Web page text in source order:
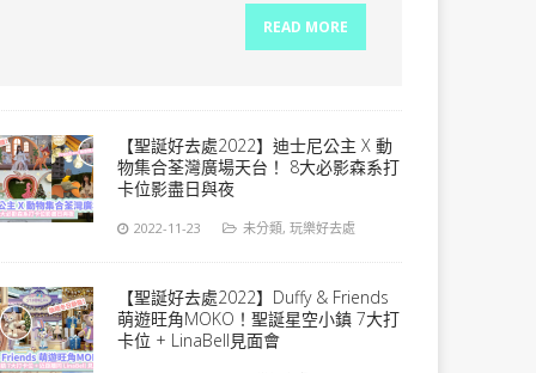
READ MORE
【聖誕好去處2022】迪士尼公主 X 動
物集合荃灣廣場天台！ 8大必影森系打
卡位影盡日與夜
2022-11-23 未分類,玩樂好去處
【聖誕好去處2022】Duffy & Friends
萌遊旺角MOKO！聖誕星空小鎮 7大打
卡位 + LinaBell見面會